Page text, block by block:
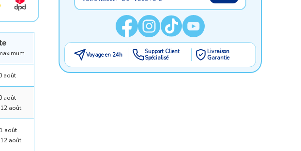
Voyage en 24h
Support Client
Spécialisé
Livraison
Garantie
août
août
août
août
août